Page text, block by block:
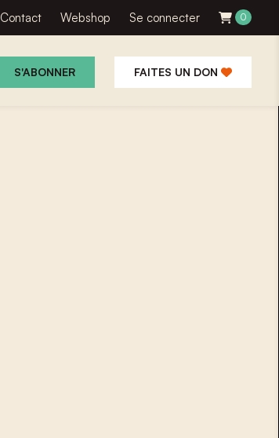
Contact Webshop Se connecter 0
S'ABONNER FAITES UN DON